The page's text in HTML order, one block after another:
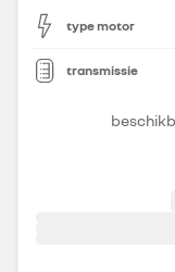
type motor
transmissie